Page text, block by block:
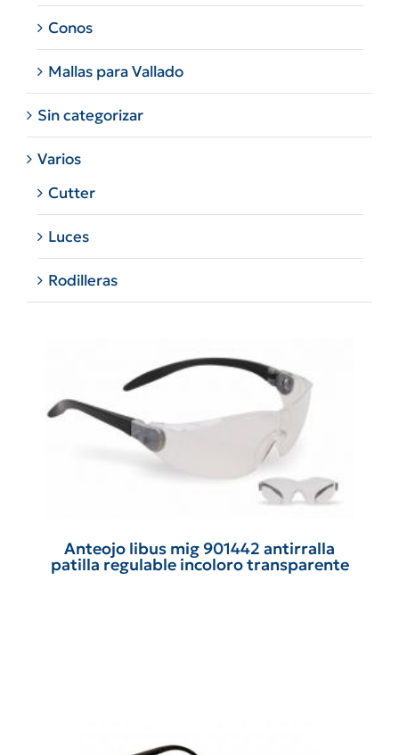
Conos
Mallas para Vallado
Sin categorizar
Varios
Cutter
Luces
Rodilleras
Anteojo libus mig 901442 antirralla
patilla regulable incoloro transparente